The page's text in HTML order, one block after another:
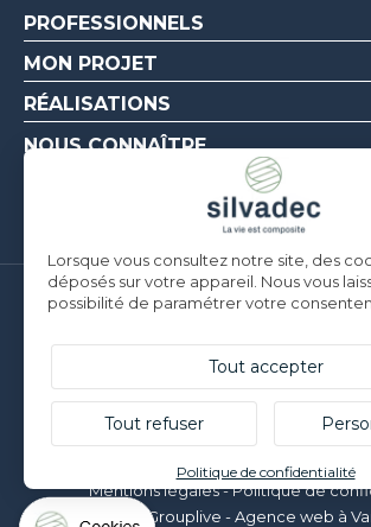
PROFESSIONNELS
MON PROJET
RÉALISATIONS
NOUS CONNAÎTRE
Silvadec France
F-56190 ARZAL |T. +33 (0)2 97
Silvadec Deutschland
Ludwig-Erhard-Straße 3
© Silvadec - Tous droits réservés - Photos
Mentions légales-Politique de
Grouplive - Agence web à
Lorsque vous consultez notre site, des
déposés sur votre appareil. Nous vous
possibilité de paramétrer votre
Tout accepter
Tout refuser
Politique de confidentialité